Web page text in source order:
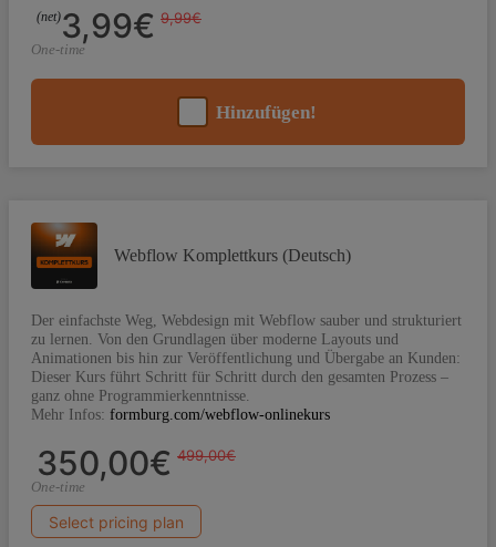
9,99€
3,99€
(net)
One-time
Hinzufügen!
Webflow Komplettkurs (Deutsch)
Der einfachste Weg, Webdesign mit Webflow sauber und strukturiert
zu lernen. Von den Grundlagen über moderne Layouts und
Animationen bis hin zur Veröffentlichung und Übergabe an Kunden:
Dieser Kurs führt Schritt für Schritt durch den gesamten Prozess –
ganz ohne Programmierkenntnisse.
Mehr Infos: formburg.com/webflow-onlinekurs
499,00€
350,00€
One-time
Select pricing plan